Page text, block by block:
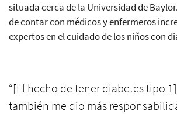
situada cerca de la Universidad de
de contar con médicos y enfermeros
expertos en el cuidado de los niños con
“[El hecho de tener diabetes tipo 1]
también me dio más